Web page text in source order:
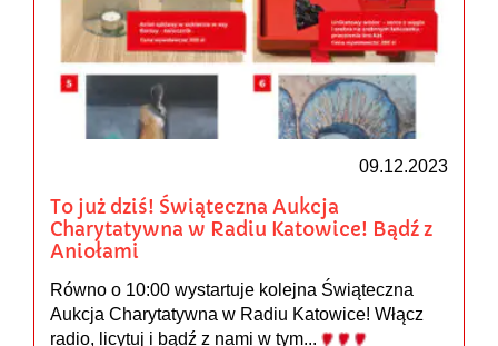
09.12.2023
To już dziś! Świąteczna Aukcja
Charytatywna w Radiu Katowice! Bądź z
Aniołami
Równo o 10:00 wystartuje kolejna Świąteczna
Aukcja Charytatywna w Radiu Katowice! Włącz
radio, licytuj i bądź z nami w tym...